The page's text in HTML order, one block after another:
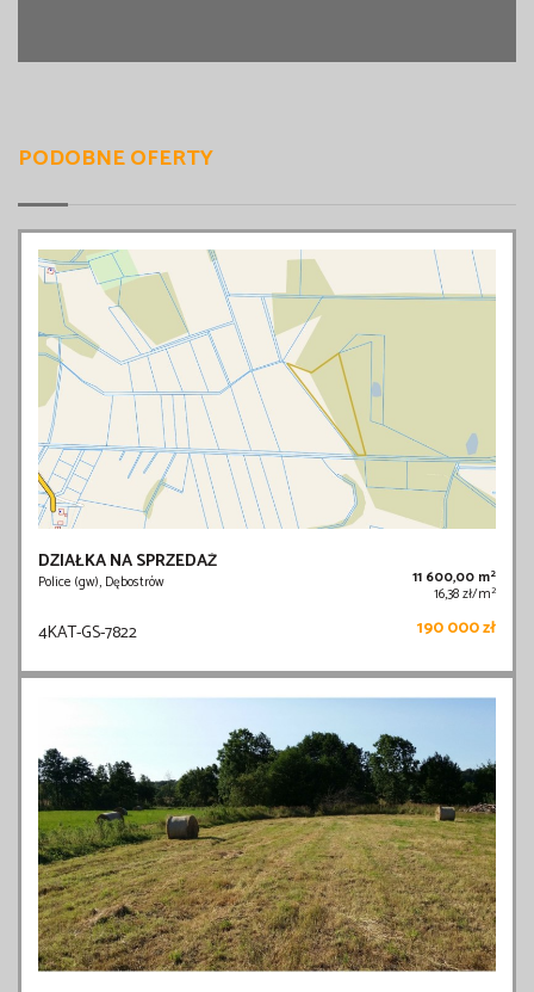
PODOBNE OFERTY
DZIAŁKA NA SPRZEDAŻ
Police (gw), Dębostrów 11 600,00 m2
16,38 zł/m2
4KAT-GS-7822 190 000 zł